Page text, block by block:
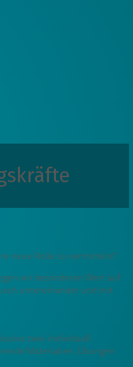
neue Rolle zu vermitteln?
wir besonderen Wert auf
untereinander und mit
zwei individuell
Materialien, Übungen